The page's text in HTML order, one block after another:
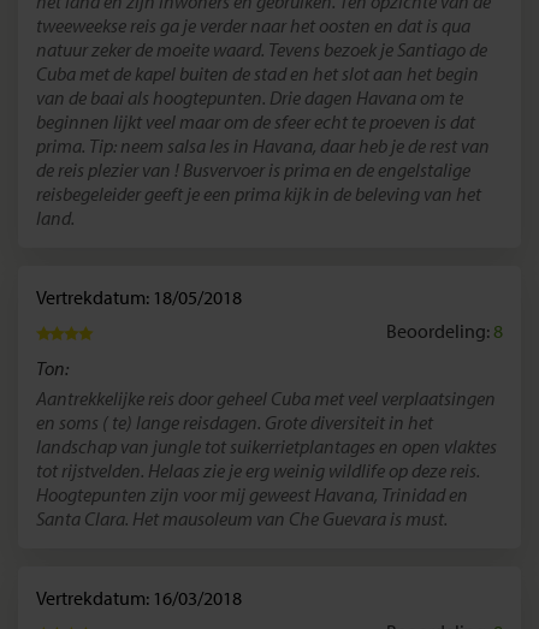
tweeweekse reis ga je verder naar het oosten en dat is qua
natuur zeker de moeite waard. Tevens bezoek je Santiago de
Cuba met de kapel buiten de stad en het slot aan het begin
van de baai als hoogtepunten. Drie dagen Havana om te
beginnen lijkt veel maar om de sfeer echt te proeven is dat
prima. Tip: neem salsa les in Havana, daar heb je de rest van
de reis plezier van ! Busvervoer is prima en de engelstalige
reisbegeleider geeft je een prima kijk in de beleving van het
land.
Vertrekdatum: 18/05/2018
Beoordeling: 8
Ton:
Aantrekkelijke reis door geheel Cuba met veel verplaatsingen
en soms ( te) lange reisdagen. Grote diversiteit in het
landschap van jungle tot suikerrietplantages en open vlaktes
tot rijstvelden. Helaas zie je erg weinig wildlife op deze reis.
Hoogtepunten zijn voor mij geweest Havana, Trinidad en
Santa Clara. Het mausoleum van Che Guevara is must.
Vertrekdatum: 16/03/2018